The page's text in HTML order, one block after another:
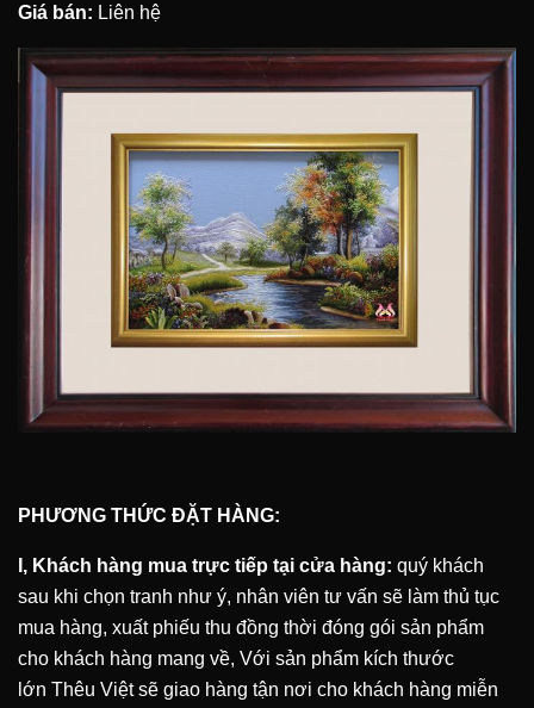
Giá bán: Liên hệ
PHƯƠNG THỨC ĐẶT HÀNG:
I, Khách hàng mua trực tiếp tại cửa hàng: quý khách
sau khi chọn tranh như ý, nhân viên tư vấn sẽ làm thủ tục
mua hàng, xuất phiếu thu đồng thời đóng gói sản phẩm
cho khách hàng mang về, Với sản phẩm kích thước
lớn Thêu Việtsẽ giao hàng tận nơi cho khách hàng miễn